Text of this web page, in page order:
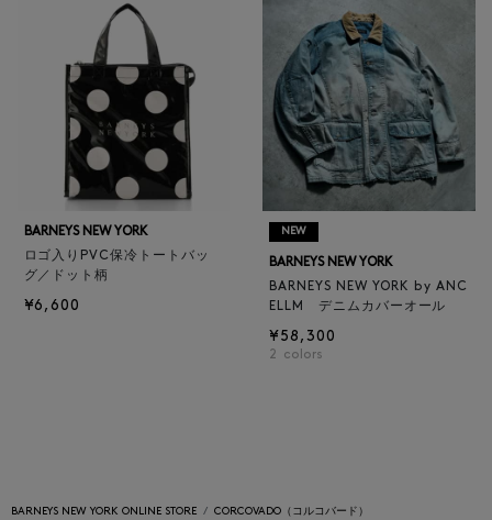
BARNEYS NEW YORK
ロゴ入りPVC保冷トートバッ
グ／ドット柄
¥6,600
NEW
BARNEYS NEW YORK
BARNEYS NEW YORK by ANC
ELLM デニムカバーオール
¥58,300
2 colors
BARNEYS NEW YORK ONLINE STORE
CORCOVADO（コルコバード）